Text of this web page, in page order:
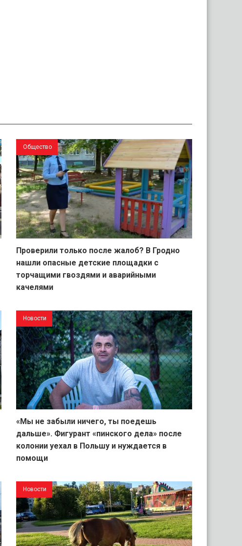
Общество
Проверили только после жалоб? В Гродно
нашли опасные детские площадки с
торчащими гвоздями и аварийными
качелями
Новости
«Мы не забыли ничего, ты поедешь
дальше». Фигурант «пинского дела» после
колонии уехал в Польшу и нуждается в
помощи
Новости